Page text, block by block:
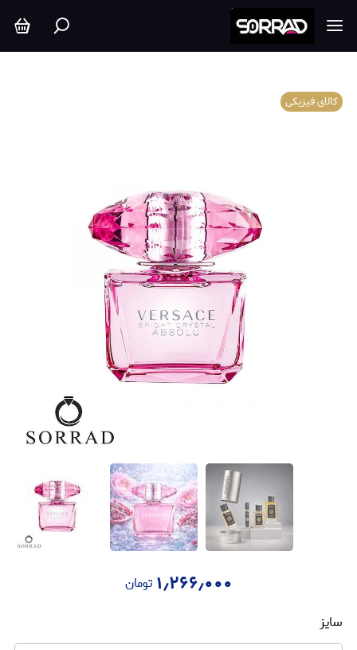
کالای فیزیکی
۱٫۲۶۶٫۰۰۰ تومان
سایز